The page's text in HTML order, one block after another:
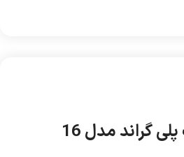
گراند مدل 16